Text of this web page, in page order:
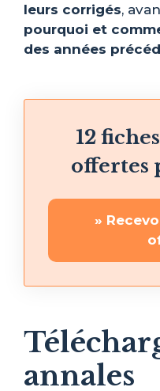
leurs corrigés,
pourquoi et
des années
12
offertes
»
annales